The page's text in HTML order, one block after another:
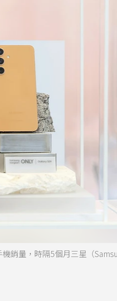
銷量，時隔5個月三星（